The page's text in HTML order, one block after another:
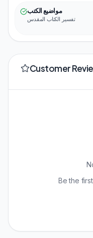
مواضيع الكتب
تفسير الكتاب المقدس
Customer
Be the